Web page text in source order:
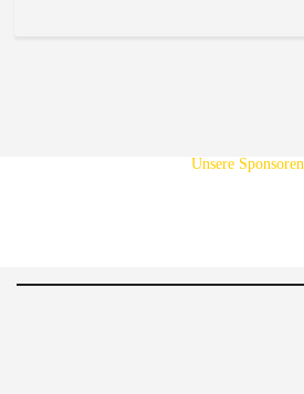
Unsere Sponsoren